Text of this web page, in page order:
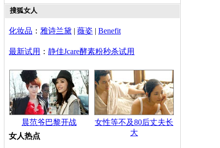
搜狐女人
化妆品 ： 雅诗兰黛 | 薇姿 | Benefit
最新试用 ： 静佳Jcare酵素粉秒杀试用
晨范爷巴黎开战
女性等不及80后丈夫长
大
女人热点